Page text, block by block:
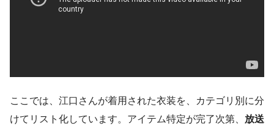
ここでは、江口さんが着用された衣装を、カテゴリ別に分
けてリスト化しています。アイテム特定が完了次第、 放送